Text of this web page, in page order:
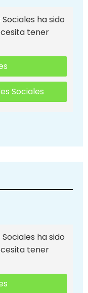
ha sido
tener
Sociales
ha sido
tener